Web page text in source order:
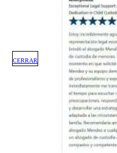
CERRAR